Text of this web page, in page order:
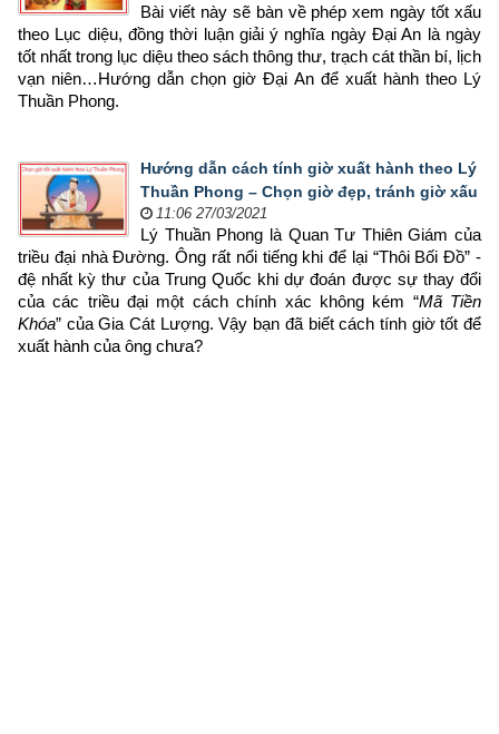
Bài viết này sẽ bàn về phép xem ngày tốt xấu
theo Lục diệu, đồng thời luận giải ý nghĩa ngày Đại An là ngày
tốt nhất trong lục diệu theo sách thông thư, trạch cát thần bí, lịch
vạn niên…Hướng dẫn chọn giờ Đại An để xuất hành theo Lý
Thuần Phong.
Hướng dẫn cách tính giờ xuất hành theo Lý
Thuần Phong – Chọn giờ đẹp, tránh giờ xấu
11:06 27/03/2021
Lý Thuần Phong là Quan Tư Thiên Giám của
triều đại nhà Đường. Ông rất nổi tiếng khi để lại “Thôi Bối Đồ” -
đệ nhất kỳ thư của Trung Quốc khi dự đoán được sự thay đổi
của các triều đại một cách chính xác không kém “Mã Tiền
Khóa” của Gia Cát Lượng. Vậy bạn đã biết cách tính giờ tốt để
xuất hành của ông chưa?